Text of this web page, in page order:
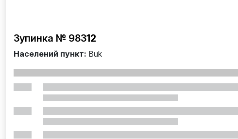
Зупинка № 98312
Населений пункт: Buk